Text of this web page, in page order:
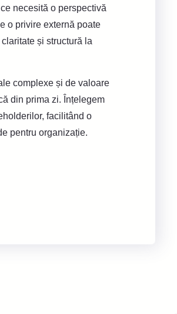
necesită o perspectivă
o privire externă poate
și structură la
complexe și de valoare
din prima zi. Înțelegem
facilitând o
pentru organizație.